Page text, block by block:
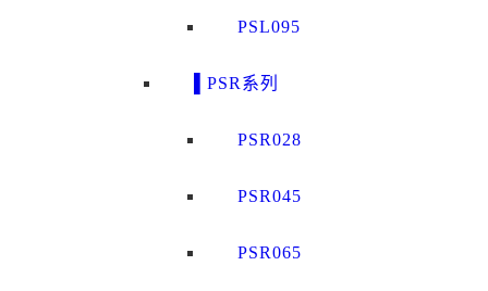
PSL095
▌PSR系列
PSR028
PSR045
PSR065